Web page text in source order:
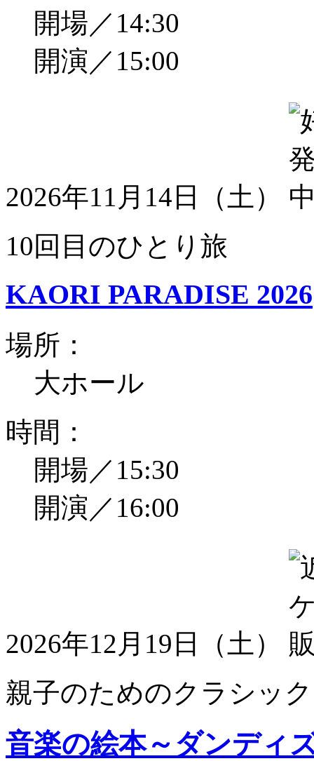
開場／14:30
開演／15:00
2026年11月14日（土）
10回目のひとり旅
KAORI PARADISE 2026
場所：
大ホール
時間：
開場／15:30
開演／16:00
2026年12月19日（土）
親子のためのクラシッ
音楽の絵本～ダンディ